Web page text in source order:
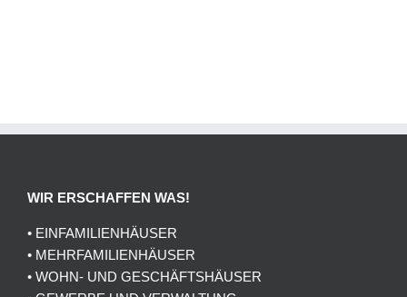
WIR ERSCHAFFEN WAS!
• EINFAMILIENHÄUSER
• MEHRFAMILIENHÄUSER
• WOHN- UND GESCHÄFTSHÄUSER